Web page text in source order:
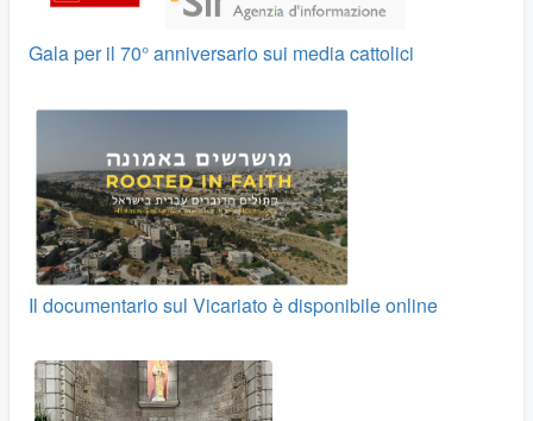
Gala per il 70° anniversario sui media cattolici
Il documentario sul Vicariato è disponibile online